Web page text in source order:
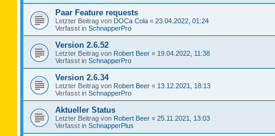
Paar Feature requests
Letzter Beitrag von DOCa Cola « 23.04.2022, 01:24
Verfasst in SchnapperPro
Version 2.6.52
Letzter Beitrag von Robert Beer « 19.04.2022, 11:38
Verfasst in SchnapperPro
Version 2.6.34
Letzter Beitrag von Robert Beer « 13.12.2021, 18:13
Verfasst in SchnapperPro
Aktueller Status
Letzter Beitrag von Robert Beer « 25.11.2021, 13:03
Verfasst in SchnapperPlus